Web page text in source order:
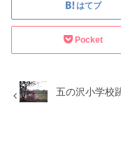
はてブ
Pocket
五の沢小学校